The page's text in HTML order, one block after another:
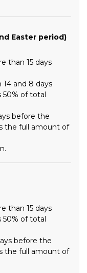
Easter period)
than 15 days
and 8 days
50% of total
before the
the full amount of
than 15 days
50% of total
before the
the full amount of